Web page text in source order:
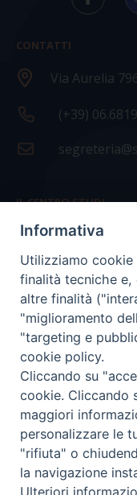
CONTATTI
Via Aurelia
(+39)
IL CENTRO STUDI
La nostra storia
Statuto
Presidenza e
Consiglio scientifico
Coordinamento
COPYRIGHT
Informativa
Utilizziamo
finalità tecniche e,
altre finalità
"miglioramento
"targeting e
cookie policy.
Cliccando su
cookie. Cliccando
maggiori
personalizzare le
"rifiuta" o
la navigazione